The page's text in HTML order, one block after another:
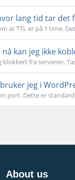
lang tid tar det
at TTL er på 1 time.
kan jeg ikke
fra serveren.
jeg i
port. Dette er
About us